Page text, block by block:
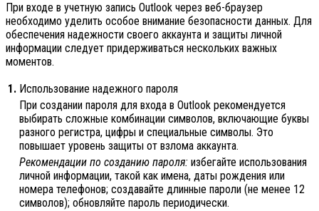
При входе в учетную запись Outlook через веб-браузер
необходимо уделить особое внимание безопасности данных. Для
обеспечения надежности своего аккаунта и защиты личной
информации следует придерживаться нескольких важных
моментов.
1. Использование надежного пароля
При создании пароля для входа в Outlook рекомендуется
выбирать сложные комбинации символов, включающие буквы
разного регистра, цифры и специальные символы. Это
повышает уровень защиты от взлома аккаунта.
Рекомендации по созданию пароля: избегайте использования
личной информации, такой как имена, даты рождения или
номера телефонов; создавайте длинные пароли (не менее 12
символов); обновляйте пароль периодически.